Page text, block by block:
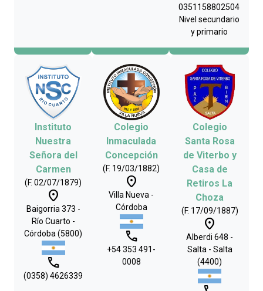
0351158802504
Nivel secundario
y primario
Instituto
Nuestra
Señora del
Carmen
(F. 02/07/1879)
place
Baigorria 373 -
Río Cuarto -
Córdoba (5800)
phone
(0358) 4626339
Colegio
Inmaculada
Concepción
(F. 19/03/1882)
place
Villa Nueva -
Córdoba
phone
+54 353 491-
0008
Colegio
Santa Rosa
de Viterbo y
Casa de
Retiros La
Choza
(F. 17/09/1887)
place
Alberdi 648 -
Salta - Salta
(4400)